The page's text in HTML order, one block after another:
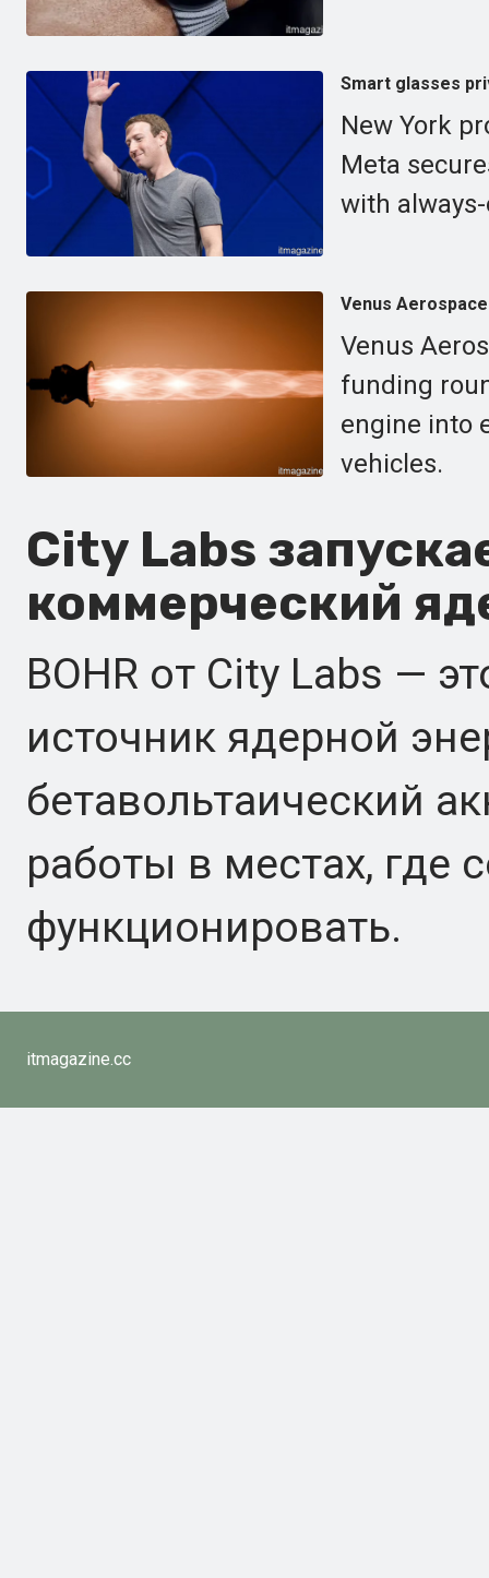
Smart glasses
New York
Meta
with
Venus
Venus
funding
engine into
vehicles.
City Labs
коммерческий
BOHR от City Labs —
источник ядерной
бетавольтаический
работы в местах, где
функционировать.
itmagazine.cc